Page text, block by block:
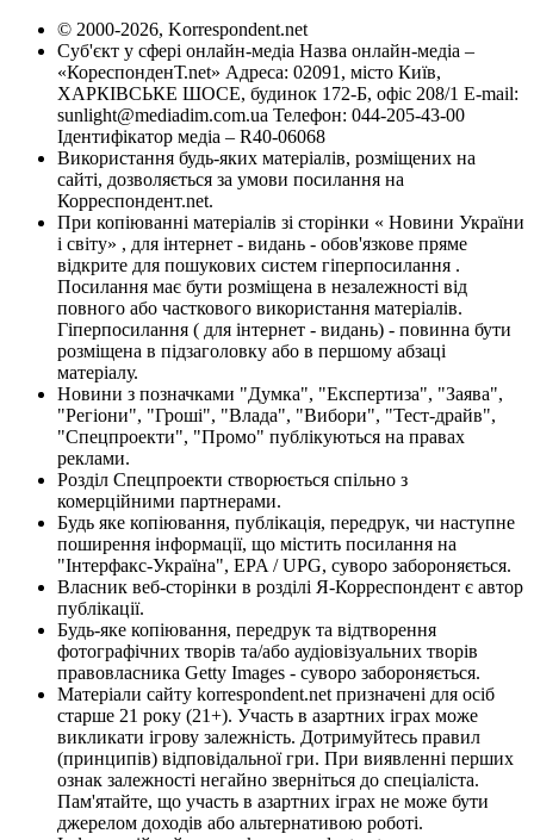
© 2000-2026, Korrespondent.net
Суб'єкт у сфері онлайн-медіа Назва онлайн-медіа –
«КореспонденТ.net» Адреса: 02091, місто Київ,
ХАРКІВСЬКЕ ШОСЕ, будинок 172-Б, офіс 208/1 E-mail:
sunlight@mediadim.com.ua Телефон: 044-205-43-00
Ідентифікатор медіа – R40-06068
Використання будь-яких матеріалів, розміщених на
сайті, дозволяється за умови посилання на
Корреспондент.net.
При копіюванні матеріалів зі сторінки « Новини України
і світу» , для інтернет - видань - обов'язкове пряме
відкрите для пошукових систем гіперпосилання .
Посилання має бути розміщена в незалежності від
повного або часткового використання матеріалів.
Гіперпосилання ( для інтернет - видань) - повинна бути
розміщена в підзаголовку або в першому абзаці
матеріалу.
Новини з позначками "Думка", "Експертиза", "Заява",
"Регіони", "Гроші", "Влада", "Вибори", "Тест-драйв",
"Спецпроекти", "Промо" публікуються на правах
реклами.
Розділ Спецпроекти створюється спільно з
комерційними партнерами.
Будь яке копіювання, публікація, передрук, чи наступне
поширення інформації, що містить посилання на
"Інтерфакс-Україна", EPA / UPG, суворо забороняється.
Власник веб-сторінки в розділі Я-Корреспондент є автор
публікації.
Будь-яке копіювання, передрук та відтворення
фотографічних творів та/або аудіовізуальних творів
правовласника Getty Images - суворо забороняється.
Матеріали сайту korrespondent.net призначені для осіб
старше 21 року (21+). Участь в азартних іграх може
викликати ігрову залежність. Дотримуйтесь правил
(принципів) відповідальної гри. При виявленні перших
ознак залежності негайно зверніться до спеціаліста.
Пам'ятайте, що участь в азартних іграх не може бути
джерелом доходів або альтернативою роботі.